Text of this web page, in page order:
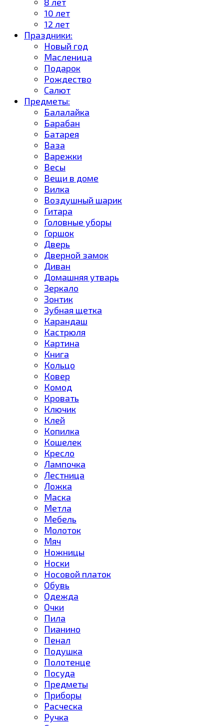
10 лет
12 лет
Праздники:
Новый год
Масленица
Подарок
Рождество
Салют
Предметы:
Балалайка
Барабан
Батарея
Ваза
Варежки
Весы
Вещи в доме
Вилка
Воздушный шарик
Гитара
Головные уборы
Горшок
Дверь
Дверной замок
Диван
Домашняя утварь
Зеркало
Зонтик
Зубная щетка
Карандаш
Кастрюля
Картина
Книга
Кольцо
Ковер
Комод
Кровать
Ключик
Клей
Копилка
Кошелек
Кресло
Лампочка
Лестница
Ложка
Маска
Метла
Мебель
Молоток
Мяч
Ножницы
Носки
Носовой платок
Обувь
Одежда
Очки
Пила
Пианино
Пенал
Подушка
Полотенце
Посуда
Предметы
Приборы
Расческа
Ручка